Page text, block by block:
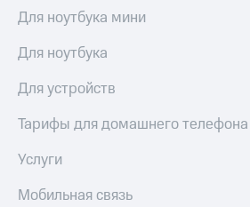
Для ноутбука мини
Для ноутбука
Для устройств
Тарифы для домашнего телефона
Услуги
Мобильная связь